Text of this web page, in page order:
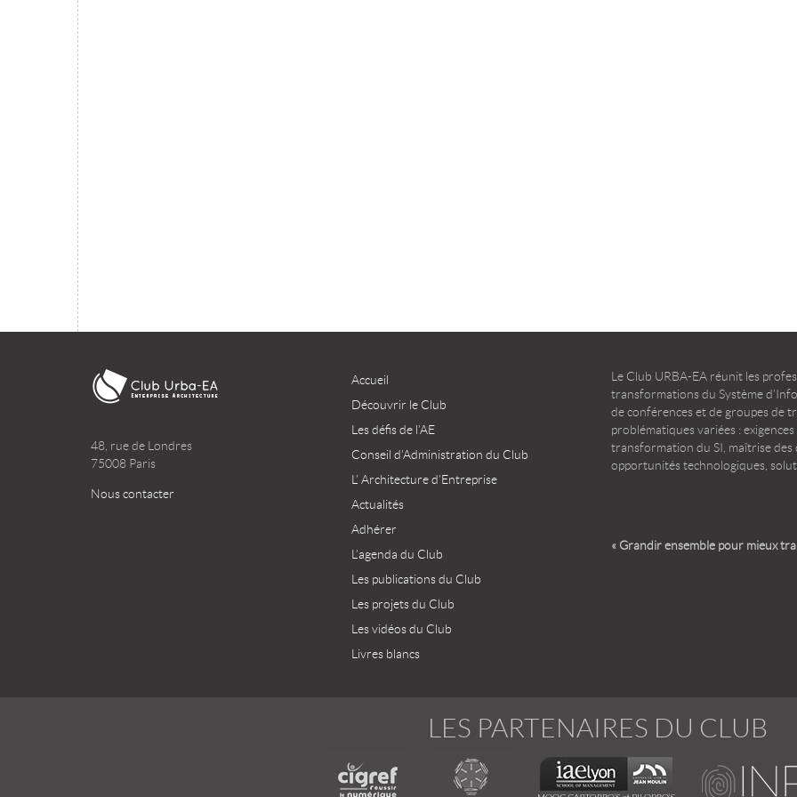
48, rue de Londres
75008 Paris
Nous contacter
Accueil
Découvrir le Club
Les défis de l’AE
Conseil d’Administration du Club
L’ Architecture d’Entreprise
Actualités
Adhérer
L’agenda du Club
Les publications du Club
Les projets du Club
Les vidéos du Club
Livres blancs
Le Club URBA-EA réunit les
transformations du Système
de conférences et de groupes de
problématiques variées :
transformation du SI, maîtrise des
opportunités technologiques,
« Grandir ensemble pour mieux
LES PARTENAIRES DU CLUB